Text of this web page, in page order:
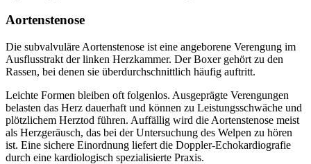
Aortenstenose
Die subvalvuläre Aortenstenose ist eine angeborene Verengung im
Ausflusstrakt der linken Herzkammer. Der Boxer gehört zu den
Rassen, bei denen sie überdurchschnittlich häufig auftritt.
Leichte Formen bleiben oft folgenlos. Ausgeprägte Verengungen
belasten das Herz dauerhaft und können zu Leistungsschwäche und
plötzlichem Herztod führen. Auffällig wird die Aortenstenose meist
als Herzgeräusch, das bei der Untersuchung des Welpen zu hören
ist. Eine sichere Einordnung liefert die Doppler-Echokardiografie
durch eine kardiologisch spezialisierte Praxis.